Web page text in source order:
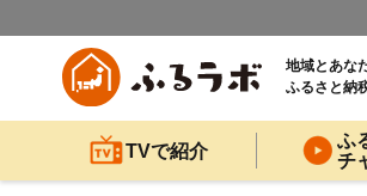
地域とあな
ふるさと納
TVで紹介
ふ
チ